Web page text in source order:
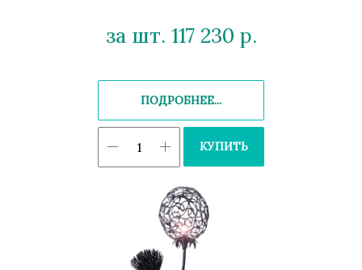
за шт. 117 230 р.
ПОДРОБНЕЕ...
КУПИТЬ